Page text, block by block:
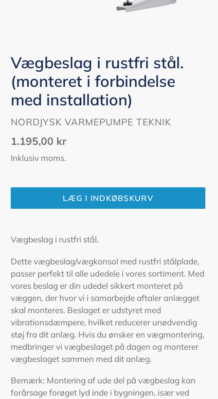
Vægbeslag i rustfri stål.
(monteret i forbindelse
med installation)
FORHANDLER
NORDJYSK VARMEPUMPE TEKNIK
Normalpris
1.195,00 kr
Inklusiv moms.
LÆG I INDKØBSKURV
produkt
din
indkøbskurv
Vægbeslag i rustfri stål.
Dette vægbeslag/vægkonsol med rustfri stålplade,
passer perfekt til alle udedele i vores sortiment. Med
vores beslag er din udedel sikkert monteret på
væggen, der hvor vi i samarbejde aftaler anlægget
skal monteres. Beslaget er udstyret med
vibrationsdæmpere, hvilket reducerer unødvendig
støj fra dit anlæg. Hvis du ønsker en vægmontering,
medbringer vi vægbeslaget på dagen og monterer
vægbeslaget sammen med dit anlæg.
Bemærk: Montering af ude del på vægbeslag kan
forårsage forøget lyd inde i bygningen, især ved